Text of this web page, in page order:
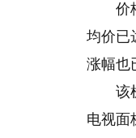
价
均价已
涨幅也
该
电视面